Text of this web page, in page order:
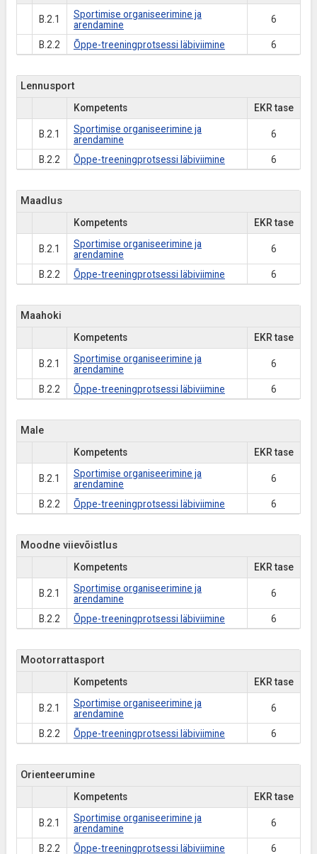
B.2.1
Sportimise organiseerimine ja
arendamine
6
B.2.2 Õppe-treeningprotsessi läbiviimine 6
Lennusport
Kompetents EKR tase
B.2.1
Sportimise organiseerimine ja
arendamine
6
B.2.2 Õppe-treeningprotsessi läbiviimine 6
Maadlus
Kompetents EKR tase
B.2.1
Sportimise organiseerimine ja
arendamine
6
B.2.2 Õppe-treeningprotsessi läbiviimine 6
Maahoki
Kompetents EKR tase
B.2.1
Sportimise organiseerimine ja
arendamine
6
B.2.2 Õppe-treeningprotsessi läbiviimine 6
Male
Kompetents EKR tase
B.2.1
Sportimise organiseerimine ja
arendamine
6
B.2.2 Õppe-treeningprotsessi läbiviimine 6
Moodne viievõistlus
Kompetents EKR tase
B.2.1
Sportimise organiseerimine ja
arendamine
6
B.2.2 Õppe-treeningprotsessi läbiviimine 6
Mootorrattasport
Kompetents EKR tase
B.2.1
Sportimise organiseerimine ja
arendamine
6
B.2.2 Õppe-treeningprotsessi läbiviimine 6
Orienteerumine
Kompetents EKR tase
B.2.1
Sportimise organiseerimine ja
arendamine
6
B.2.2 Õppe-treeningprotsessi läbiviimine 6